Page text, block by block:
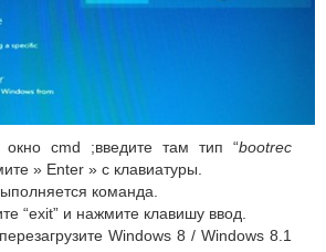
cmd ;введите там тип “bootrec
» Enter » с клавиатуры.
команда.
“exit” и нажмите клавишу ввод.
Windows 8 / Windows 8.1